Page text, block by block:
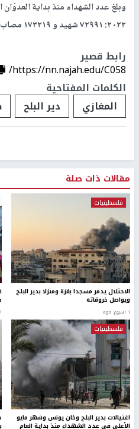
وبلغ عدد الشهداء منذ بداية العدوّان
٢٠٢٣: ٧٢٩٩١ شهيد و ١٧٣٢١٩ مصاب
رابط قصير
https://nn.najah.edu/C058/
الكلمات المفتاحية
المغازي
دير البلح
مقالات ذات صلة
فلسطينيات
الاحتلال يدمر مسجدا بغزة ومنزلا بدير البلح
ويواصل خروقاته
1 اسبوع. ago 1 شهر، 3 أسابيع ago
فلسطينيات
اغتيالات بدير البلح وخان يونس وشهر مايو
الأعلى في عدد الشهداء منذ بداية العام